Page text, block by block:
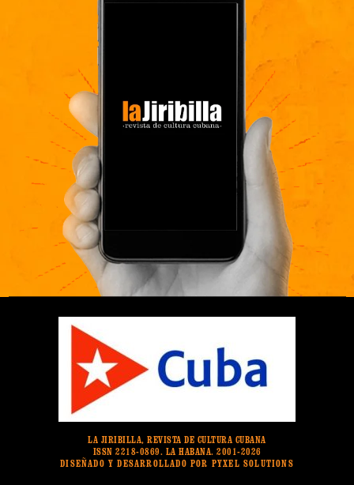
LA JIRIBILLA, REVISTA DE CULTURA CUBANA
ISSN 2218-0869. LA HABANA. 2001-2026
DISEÑADO Y DESARROLLADO POR PYXEL SOLUTIONS